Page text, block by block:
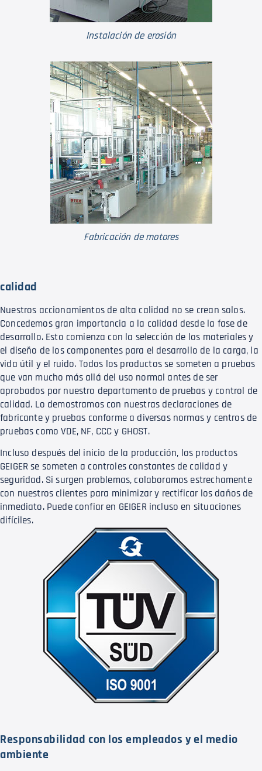
Instalación de erosión
Fabricación de motores
calidad
Nuestros accionamientos de alta calidad no se crean solos.
Concedemos gran importancia a la calidad desde la fase de
desarrollo. Esto comienza con la selección de los materiales y
el diseño de los componentes para el desarrollo de la carga, la
vida útil y el ruido. Todos los productos se someten a pruebas
que van mucho más allá del uso normal antes de ser
aprobados por nuestro departamento de pruebas y control de
calidad. Lo demostramos con nuestras declaraciones de
fabricante y pruebas conforme a diversas normas y centros de
pruebas como VDE, NF, CCC y GHOST.
Incluso después del inicio de la producción, los productos
GEIGER se someten a controles constantes de calidad y
seguridad. Si surgen problemas, colaboramos estrechamente
con nuestros clientes para minimizar y rectificar los daños de
inmediato. Puede confiar en GEIGER incluso en situaciones
difíciles.
Responsabilidad con los empleados y el medio
ambiente